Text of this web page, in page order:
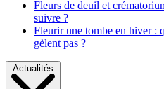
Fleurs de deuil et
suivre ?
Fleurir une tombe en hiver :
gèlent pas ?
Actualités